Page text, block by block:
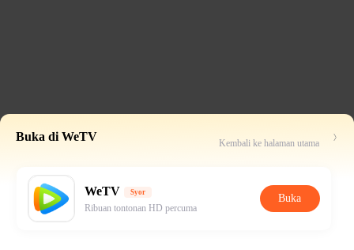
Buka di WeTV Kembali ke halaman utama
WeTV Syor
Ribuan tontonan HD percuma
Buka